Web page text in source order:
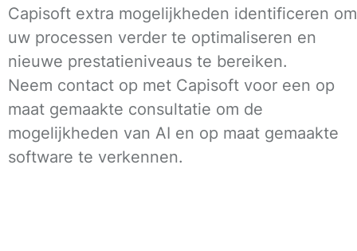
Capisoft extra mogelijkheden identificeren om
uw processen verder te optimaliseren en
nieuwe prestatieniveaus te bereiken.
Neem contact op met Capisoft voor een op
maat gemaakte consultatie om de
mogelijkheden van AI en op maat gemaakte
software te verkennen.